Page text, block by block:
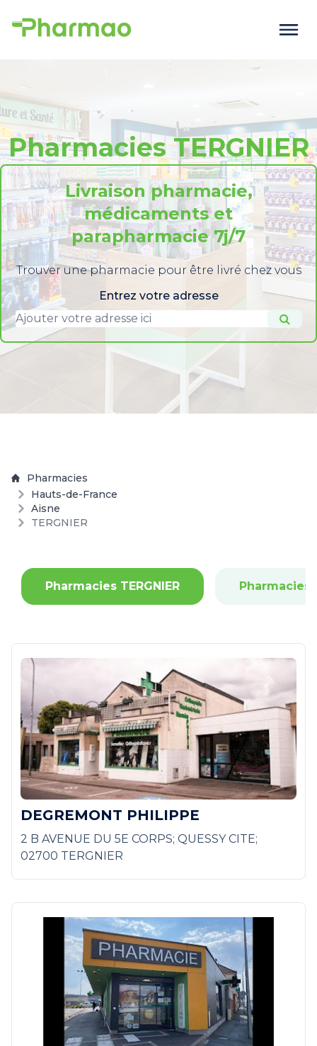
Pharmacies TERGNIER
Livraison pharmacie,
médicaments et
parapharmacie 7j/7
Trouver une pharmacie pour être livré chez vous
Entrez votre adresse
Pharmacies
Hauts-de-France
Aisne
TERGNIER
Pharmacies TERGNIER Pharmacies
DEGREMONT PHILIPPE
2 B AVENUE DU 5E CORPS; QUESSY CITE;
02700 TERGNIER